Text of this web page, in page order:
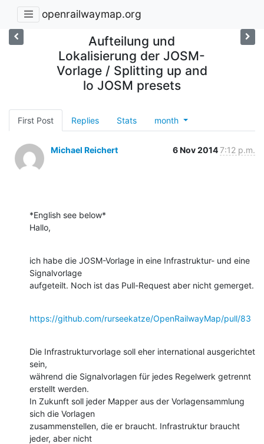
openrailwaymap.org
Aufteilung und
Lokalisierung der JOSM-
Vorlage / Splitting up and
lo JOSM presets
First Post Replies Stats month
Michael Reichert 6 Nov 20147:12 p.m.
*English see below*
Hallo,
ich habe die JOSM-Vorlage in eine Infrastruktur- und eine
Signalvorlage
aufgeteilt. Noch ist das Pull-Request aber nicht gemerget.
https://github.com/rurseekatze/OpenRailwayMap/pull/83
Die Infrastrukturvorlage soll eher international ausgerichtet
sein,
während die Signalvorlagen für jedes Regelwerk getrennt
erstellt werden.
In Zukunft soll jeder Mapper aus der Vorlagensammlung
sich die Vorlagen
zusammenstellen, die er braucht. Infrastruktur braucht
jeder, aber nicht